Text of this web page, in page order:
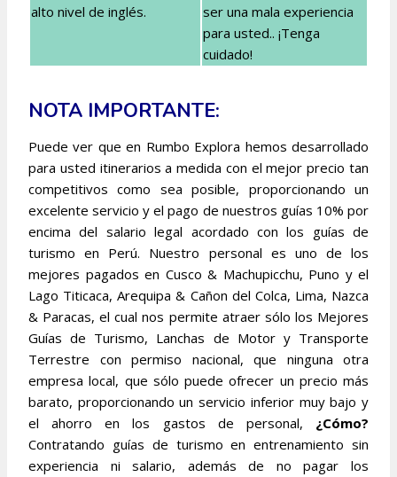
alto nivel de inglés.
ser una mala experiencia
para usted.. ¡Tenga
cuidado!
NOTA IMPORTANTE:
Puede ver que en Rumbo Explora hemos desarrollado
para usted itinerarios a medida con el mejor precio tan
competitivos como sea posible, proporcionando un
excelente servicio y el pago de nuestros guías 10% por
encima del salario legal acordado con los guías de
turismo en Perú. Nuestro personal es uno de los
mejores pagados en Cusco & Machupicchu, Puno y el
Lago Titicaca, Arequipa & Cañon del Colca, Lima, Nazca
& Paracas, el cual nos permite atraer sólo los Mejores
Guías de Turismo, Lanchas de Motor y Transporte
Terrestre con permiso nacional, que ninguna otra
empresa local, que sólo puede ofrecer un precio más
barato, proporcionando un servicio inferior muy bajo y
el ahorro en los gastos de personal, ¿Cómo?
Contratando guías de turismo en entrenamiento sin
experiencia ni salario, además de no pagar los